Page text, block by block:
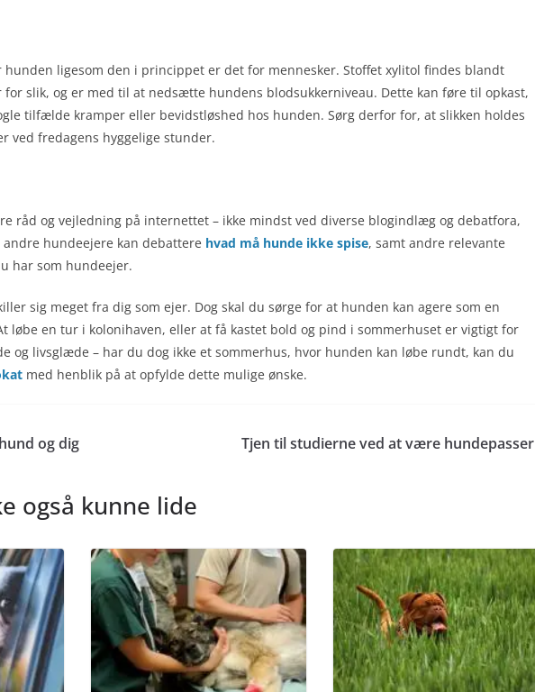
hunden ligesom den i princippet er det for mennesker. Stoffet xylitol findes blandt
slik, og er med til at nedsætte hundens blodsukkerniveau. Dette kan føre til opkast,
tilfælde kramper eller bevidstløshed hos hunden. Sørg derfor for, at slikken holdes
ved fredagens hyggelige stunder.
råd og vejledning på internettet – ikke mindst ved diverse blogindlæg og debatfora,
hundeejere kan debattere hvad må hunde ikke spise, samt andre relevante
har som hundeejer.
sig meget fra dig som ejer. Dog skal du sørge for at hunden kan agere som en
løbe en tur i kolonihaven, eller at få kastet bold og pind i sommerhuset er vigtigt for
og livsglæde – har du dog ikke et sommerhus, hvor hunden kan løbe rundt, kan du
med henblik på at opfylde dette mulige ønske.
og dig Tjen til studierne ved at være hundepasser
også kunne lide